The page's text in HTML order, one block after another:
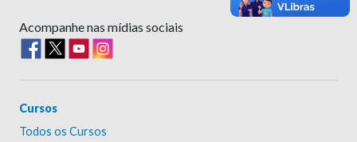
Acompanhe nas mídias sociais
Cursos
Todos os Cursos